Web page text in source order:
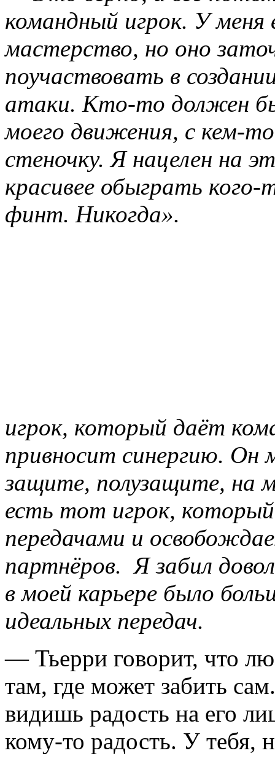
командный игрок. У меня
мастерство, но оно
поучаствовать в
атаки. Кто-то должен
моего движения, с кем-
стеночку. Я нацелен на
красивее обыграть
финт. Никогда».
игрок, который даёт
привносит синергию. Он
защите, полузащите, на
есть тот игрок,
передачами и
партнёров. Я забил
в моей карьере было
идеальных передач.
— Тьерри говорит, что
там, где может забить
видишь радость на его
кому-то радость. У тебя,